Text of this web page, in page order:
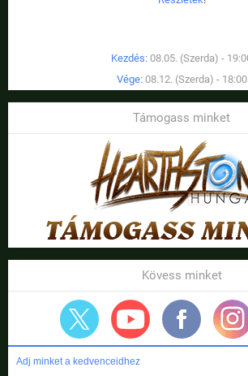
Kezdés: 08.05. (Szerda) -
Vége: 08.12. (Szerda) - 18:00
Támogass minket
Kövess minket
Adj minket a kedvenceidhez